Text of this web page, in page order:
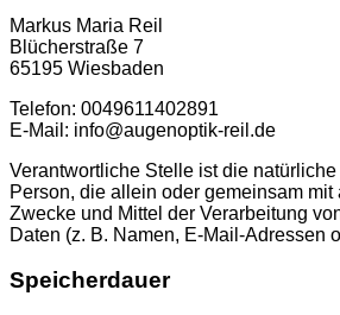
Markus Maria Reil
Blücherstraße 7
65195 Wiesbaden
Telefon: 0049611402891
E-Mail: info@augenoptik-reil.de
Verantwortliche Stelle ist die
Person, die allein oder gemeinsam mit
Zwecke und Mittel der Verarbeitung
Daten (z. B. Namen, E-Mail-Adressen
Speicherdauer